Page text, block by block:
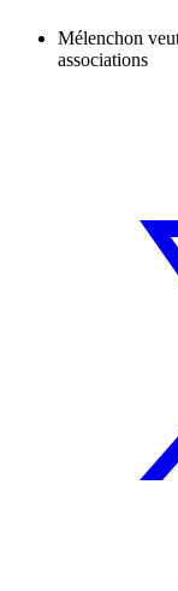
Mélenchon
associations